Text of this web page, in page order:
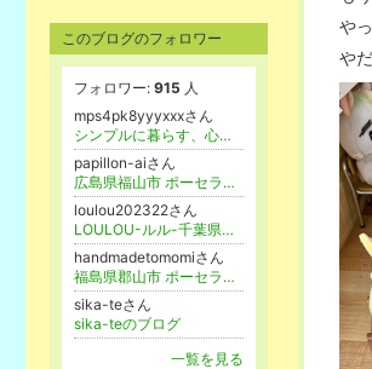
や
や
このブログのフォロワー
フォロワー: 915 人
mps4pk8yyyxxxさん
シンプルに暮らす、心地よく暮らす
papillon-aiさん
広島県福山市 ポーセラーツサロン papillon （パピヨン）を主宰
loulou202322さん
LOULOU-ルル-千葉県市川市妙典のポーセラーツ教室
handmadetomomiさん
福島県郡山市 ポーセラーツ for＊clover（ふぉーくろーばー）
sika-teさん
sika-teのブログ
一覧を見る